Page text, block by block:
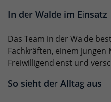
In der Walde im Einsatz
Das Team in der Walde
Fachkräften, einem jungen
Freiwilligendienst und
So sieht der Alltag aus